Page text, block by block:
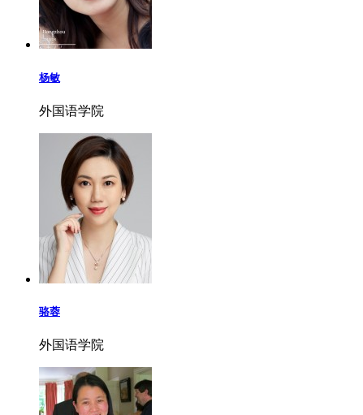
杨敏
外国语学院
骆蓉
外国语学院